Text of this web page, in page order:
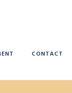
CONTACT